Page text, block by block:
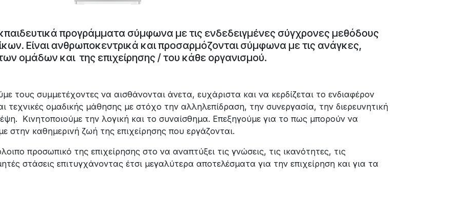
προγράμματα σύμφωνα με τις ενδεδειγμένες σύγχρονες μεθόδους
Είναι ανθρωποκεντρικά και προσαρμόζονται σύμφωνα με τις ανάγκες,
ομάδων και της επιχείρησης / του κάθε οργανισμού.
τους συμμετέχοντες να αισθάνονται άνετα, ευχάριστα και να κερδίζεται το ενδιαφέρον
ομαδικής μάθησης με στόχο την αλληλεπίδραση, την συνεργασία, την διερευνητική
Κινητοποιούμε την λογική και το συναίσθημα. Επεξηγούμε για το πως μπορούν να
καθημερινή ζωή της επιχείρησης που εργάζονται.
προσωπικό της επιχείρησης στο να αναπτύξει τις γνώσεις, τις ικανότητες, τις
στάσεις επιτυγχάνοντας έτσι μεγαλύτερα αποτελέσματα για την επιχείρηση και για τα